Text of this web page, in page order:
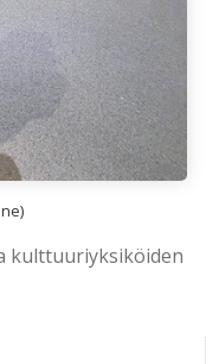
kulttuuriyksiköiden